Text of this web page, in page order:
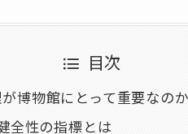
目次
博物館にとって重要なのか
全性の指標とは